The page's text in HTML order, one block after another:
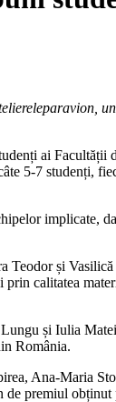
ai
5-7 studenți,
implicate,
și
calitatea
și Iulia
România.
Ana-Maria
premiul obținut